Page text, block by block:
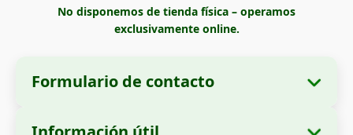
No disponemos de tienda física – operamos
exclusivamente online.
Formulario de contacto